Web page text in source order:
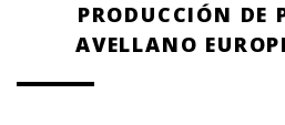
PRODUCCIÓN DE
AVELLANO